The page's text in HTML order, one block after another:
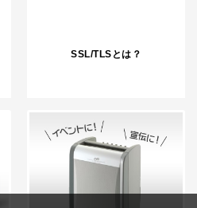
SSL/TLSとは？